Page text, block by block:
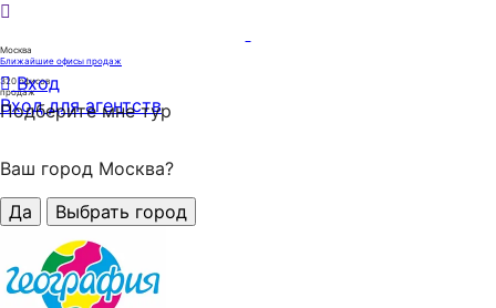
Москва
Ближайшие офисы продаж
320офисов
продаж
Вход
Вход для агентств
Подберите мне тур
Ваш город Москва?
Да
Выбрать город